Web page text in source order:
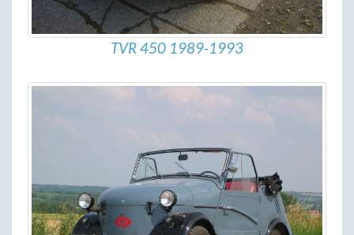
TVR 450 1989-1993